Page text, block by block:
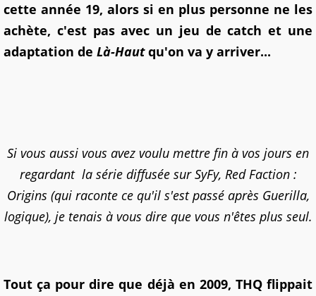
cette année 19, alors si en plus personne ne les
achète, c'est pas avec un jeu de catch et une
adaptation de Là-Hautqu'on va y arriver...
Si vous aussi vous avez voulu mettre fin à vos jours en
regardant la série diffusée sur SyFy, Red Faction :
Origins (qui raconte ce qu'il s'est passé après Guerilla,
logique), je tenais à vous dire que vous n'êtes plus seul.
Tout ça pour dire que déjà en 2009, THQ flippait